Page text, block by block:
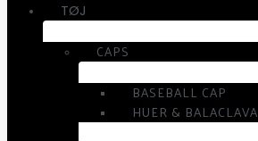
TØJ
CAPS
BASEBALL CAP
HUER & BALACLAVA